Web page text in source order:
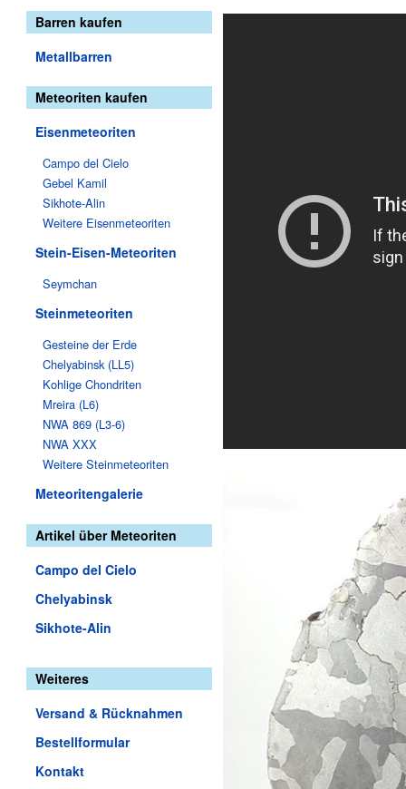
Barren kaufen
Metallbarren
Meteoriten kaufen
Eisenmeteoriten
Campo del Cielo
Gebel Kamil
Sikhote-Alin
Weitere Eisenmeteoriten
Stein-Eisen-Meteoriten
Seymchan
Steinmeteoriten
Gesteine der Erde
Chelyabinsk (LL5)
Kohlige Chondriten
Mreira (L6)
NWA 869 (L3-6)
NWA XXX
Weitere Steinmeteoriten
Meteoritengalerie
Artikel über Meteoriten
Campo del Cielo
Chelyabinsk
Sikhote-Alin
Weiteres
Versand & Rücknahmen
Bestellformular
Kontakt